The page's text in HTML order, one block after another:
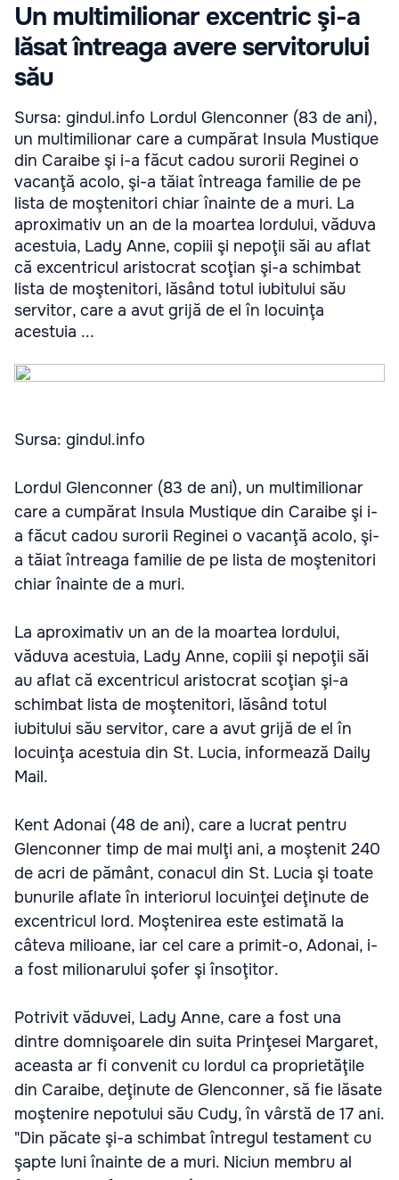
Un multimilionar excentric şi-a
lăsat întreaga avere servitorului
său
Sursa: gindul.info Lordul Glenconner (83 de ani),
un multimilionar care a cumpărat Insula Mustique
din Caraibe şi i-a făcut cadou surorii Reginei o
vacanţă acolo, şi-a tăiat întreaga familie de pe
lista de moştenitori chiar înainte de a muri. La
aproximativ un an de la moartea lordului, văduva
acestuia, Lady Anne, copiii şi nepoţii săi au aflat
că excentricul aristocrat scoţian şi-a schimbat
lista de moştenitori, lăsând totul iubitului său
servitor, care a avut grijă de el în locuinţa
acestuia ...
Sursa: gindul.info
Lordul Glenconner (83 de ani), un multimilionar
care a cumpărat Insula Mustique din Caraibe şi i-
a făcut cadou surorii Reginei o vacanţă acolo, şi-
a tăiat întreaga familie de pe lista de moştenitori
chiar înainte de a muri.
La aproximativ un an de la moartea lordului,
văduva acestuia, Lady Anne, copiii şi nepoţii săi
au aflat că excentricul aristocrat scoţian şi-a
schimbat lista de moştenitori, lăsând totul
iubitului său servitor, care a avut grijă de el în
locuinţa acestuia din St. Lucia, informează Daily
Mail.
Kent Adonai (48 de ani), care a lucrat pentru
Glenconner timp de mai mulţi ani, a moştenit 240
de acri de pământ, conacul din St. Lucia şi toate
bunurile aflate în interiorul locuinţei deţinute de
excentricul lord. Moştenirea este estimată la
câteva milioane, iar cel care a primit-o, Adonai, i-
a fost milionarului şofer şi însoţitor.
Potrivit văduvei, Lady Anne, care a fost una
dintre domnişoarele din suita Prinţesei Margaret,
aceasta ar fi convenit cu lordul ca proprietăţile
din Caraibe, deţinute de Glenconner, să fie lăsate
moştenire nepotului său Cudy, în vârstă de 17 ani.
"Din păcate şi-a schimbat întregul testament cu
şapte luni înainte de a muri. Niciun membru al